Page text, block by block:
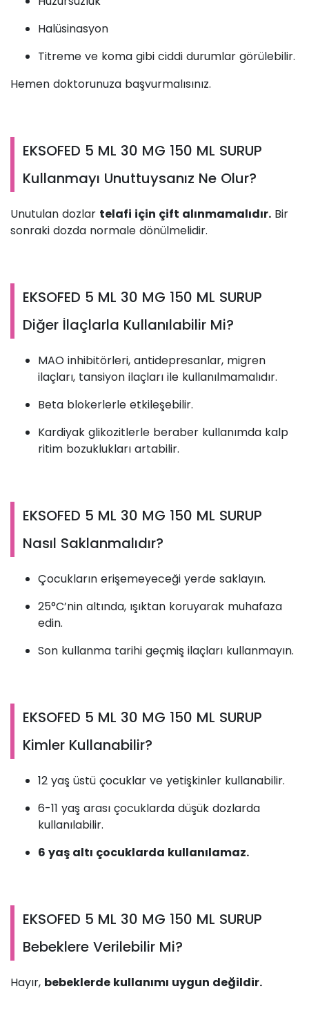
Halüsinasyon
Titreme ve koma gibi ciddi durumlar görülebilir.
Hemen doktorunuza başvurmalısınız.
EKSOFED 5 ML 30 MG 150 ML SURUP
Kullanmayı Unuttuysanız Ne Olur?
Unutulan dozlar telafi için çift alınmamalıdır. Bir
sonraki dozda normale dönülmelidir.
EKSOFED 5 ML 30 MG 150 ML SURUP
Diğer İlaçlarla Kullanılabilir Mi?
MAO inhibitörleri, antidepresanlar, migren
ilaçları, tansiyon ilaçları ile kullanılmamalıdır.
Beta blokerlerle etkileşebilir.
Kardiyak glikozitlerle beraber kullanımda kalp
ritim bozuklukları artabilir.
EKSOFED 5 ML 30 MG 150 ML SURUP
Nasıl Saklanmalıdır?
Çocukların erişemeyeceği yerde saklayın.
25°C’nin altında, ışıktan koruyarak muhafaza
edin.
Son kullanma tarihi geçmiş ilaçları kullanmayın.
EKSOFED 5 ML 30 MG 150 ML SURUP
Kimler Kullanabilir?
12 yaş üstü çocuklar ve yetişkinler kullanabilir.
6-11 yaş arası çocuklarda düşük dozlarda
kullanılabilir.
6 yaş altı çocuklarda kullanılamaz.
EKSOFED 5 ML 30 MG 150 ML SURUP
Bebeklere Verilebilir Mi?
Hayır, bebeklerde kullanımı uygun değildir.